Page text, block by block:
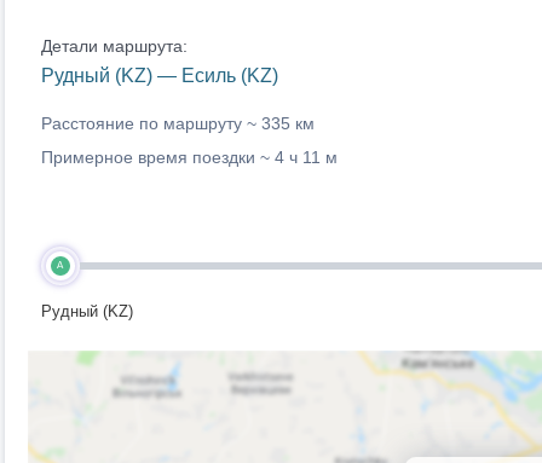
Детали маршрута:
Рудный (KZ) — Есиль (KZ)
Расстояние по маршруту ~ 335 км
Примерное время поездки ~ 4 ч 11 м
A
Рудный (KZ)